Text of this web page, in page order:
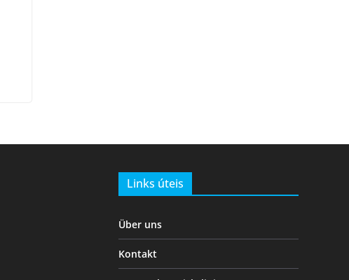
Links úteis
Über uns
Kontakt